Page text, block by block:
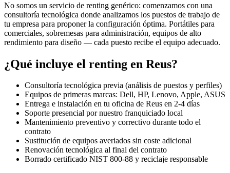
No somos un servicio de renting genérico: comenzamos con una
consultoría tecnológica donde analizamos los puestos de trabajo de
tu empresa para proponer la configuración óptima. Portátiles para
comerciales, sobremesas para administración, equipos de alto
rendimiento para diseño — cada puesto recibe el equipo adecuado.
¿Qué incluye el renting en Reus?
Consultoría tecnológica previa (análisis de puestos y perfiles)
Equipos de primeras marcas: Dell, HP, Lenovo, Apple, ASUS
Entrega e instalación en tu oficina de Reus en 2-4 días
Soporte presencial por nuestro franquiciado local
Mantenimiento preventivo y correctivo durante todo el
contrato
Sustitución de equipos averiados sin coste adicional
Renovación tecnológica al final del contrato
Borrado certificado NIST 800-88 y reciclaje responsable